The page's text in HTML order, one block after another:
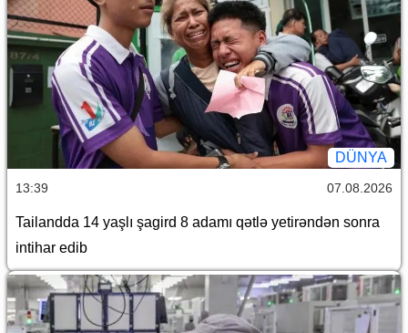
DÜNYA
13:39 07.08.2026
Tailandda 14 yaşlı şagird 8 adamı qətlə yetirəndən sonra
intihar edib